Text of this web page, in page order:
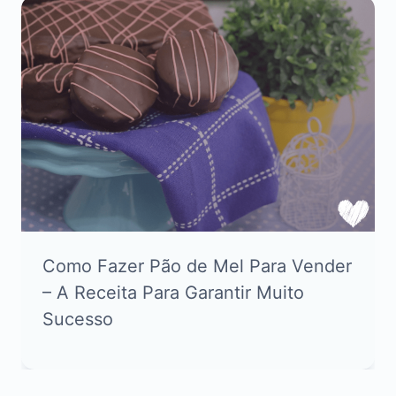
Como Fazer Pão de Mel Para Vender
– A Receita Para Garantir Muito
Sucesso